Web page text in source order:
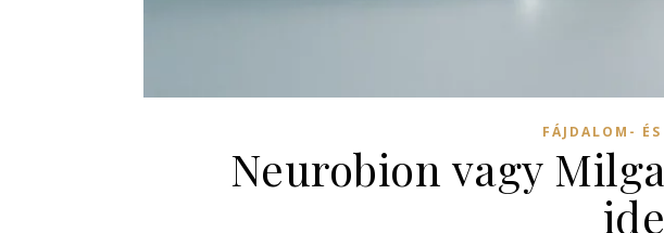
FÁJDALOM-
Neurobion vagy